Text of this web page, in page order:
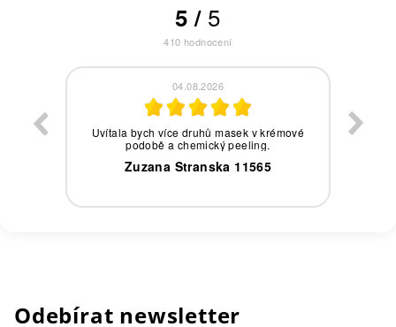
5/ 5
410 hodnocení
04.08.2026
Uvítala bych více druhů masek v krémové
podobě a chemický peeling.
Zuzana Stranska 11565
Odebírat newsletter